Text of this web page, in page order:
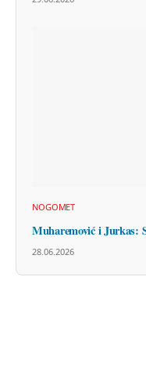
NOGOMET
Muharemović i Jurkas:
28.06.2026